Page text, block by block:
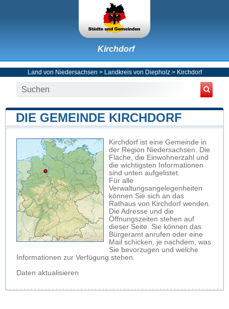
Kirchdorf
Land von Niedersachsen > Landkreis von Diepholz> Kirchdorf
DIE GEMEINDE KIRCHDORF
Kirchdorf ist eine Gemeinde in
der Region Niedersachsen. Die
Fläche, die Einwohnerzahl und
die wichtigsten Informationen
sind unten aufgelistet.
Für alle
Verwaltungsangelegenheiten
können Sie sich an das
Rathaus von Kirchdorf wenden.
Die Adresse und die
Öffnungszeiten stehen auf
dieser Seite. Sie können das
Bürgeramt anrufen oder eine
Mail schicken, je nachdem, was
Sie bevorzugen und welche
Informationen zur Verfügung stehen.
Daten aktualisieren